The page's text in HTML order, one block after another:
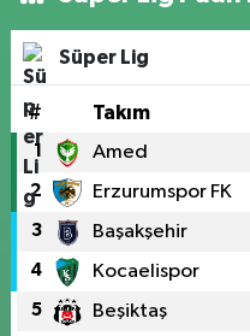
Süper Lig
# Takım
1 Amed
2 Erzurumspor FK
3 Başakşehir
4 Kocaelispor
5 Beşiktaş